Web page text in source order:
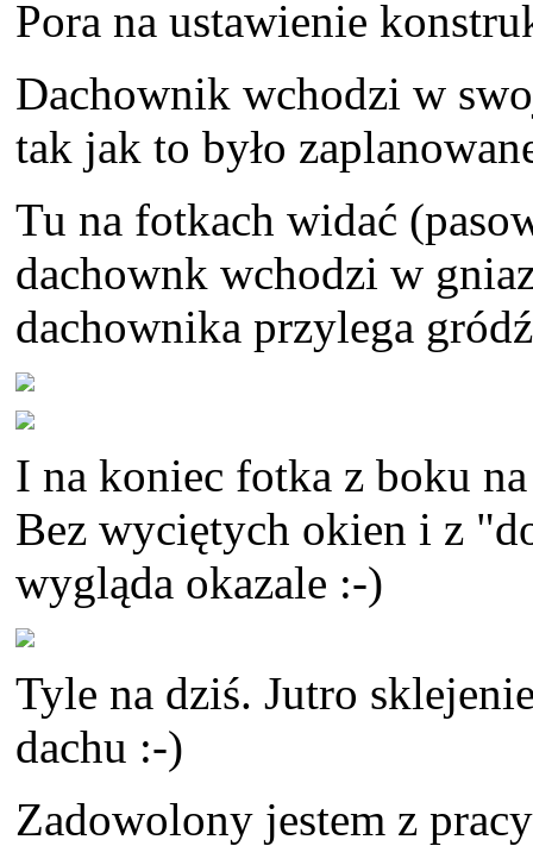
Pora na ustawienie
Dachownik wchodzi w
tak jak to było
Tu na fotkach widać
dachownk wchodzi w
dachownika przylega
I na koniec fotka z boku
Bez wyciętych okien i z
wygląda okazale :-)
Tyle na dziś. Jutro
dachu :-)
Zadowolony jestem z